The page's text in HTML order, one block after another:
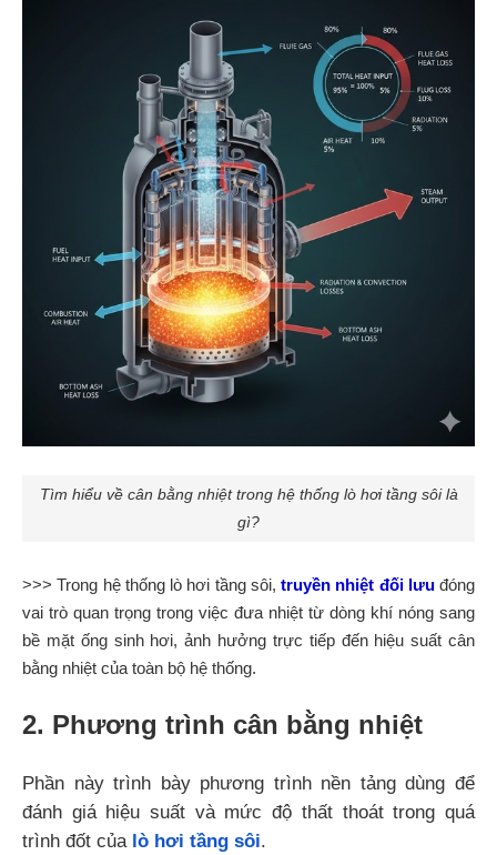
Tìm hiểu về cân bằng nhiệt trong hệ thống lò hơi tầng sôi là
gì?
>>> Trong hệ thống lò hơi tầng sôi, truyền nhiệt đối lưuđóng
vai trò quan trọng trong việc đưa nhiệt từ dòng khí nóng sang
bề mặt ống sinh hơi, ảnh hưởng trực tiếp đến hiệu suất cân
bằng nhiệt của toàn bộ hệ thống.
2. Phương trình cân bằng nhiệt
Phần này trình bày phương trình nền tảng dùng để
đánh giá hiệu suất và mức độ thất thoát trong quá
trình đốt của lò hơi tầng sôi.